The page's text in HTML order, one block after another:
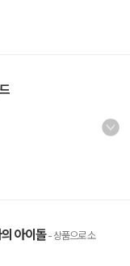
아이돌- 상품으로 소